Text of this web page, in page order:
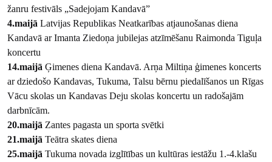
žanru festivāls „Sadejojam Kandavā”
4.maijā Latvijas Republikas Neatkarības atjaunošanas diena
Kandavā ar Imanta Ziedoņa jubilejas atzīmēšanu Raimonda Tiguļa
koncertu
14.maijā Ģimenes diena Kandavā. Arņa Miltiņa ģimenes koncerts
ar dziedošo Kandavas, Tukuma, Talsu bērnu piedalīšanos un Rīgas
Vācu skolas un Kandavas Deju skolas koncertu un radošajām
darbnīcām.
20.maijā Zantes pagasta un sporta svētki
21.maijā Teātra skates diena
25.maijā Tukuma novada izglītības un kultūras iestāžu 1.-4.klašu